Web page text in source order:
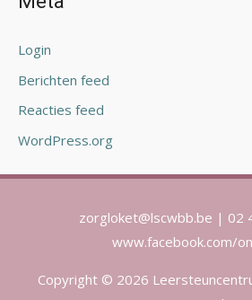
Login
Berichten feed
Reacties feed
WordPress.org
zorgloket@lscwbb.be | 02
www.facebook.com/
Copyright © 2026